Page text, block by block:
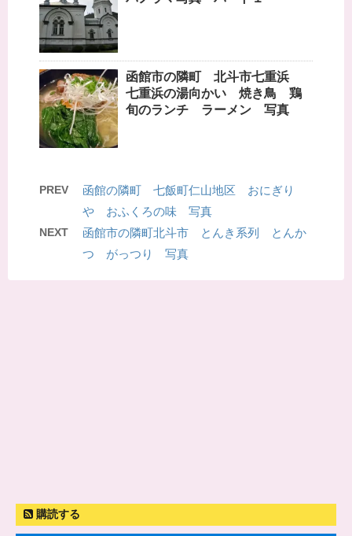
函館市の隣町 北斗市七重浜
七重浜の湯向かい 焼き鳥 鶏
旬のランチ ラーメン 写真
PREV
函館の隣町 七飯町仁山地区 おにぎり
や おふくろの味 写真
NEXT
函館市の隣町北斗市 とんき系列 とんか
つ がっつり 写真
購読する